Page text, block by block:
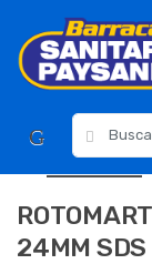
navigation
content
para:
24MM